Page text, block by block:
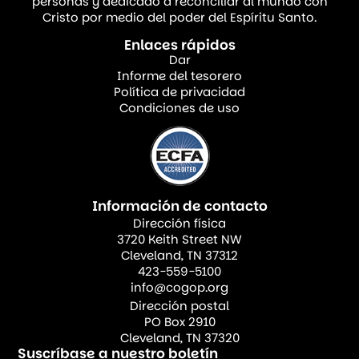
Este verano, la directora nacional de
jóvenes, Irina y su esposo, junto con un
gran equipo organizaron con éxito un
campamento de jóvenes con una
asistencia de más de setenta personas. A
pesar de las difíciles condiciones de viaje
provocadas por la guerra, incluyendo
carreteras dañadas y las constantes alertas
de bombardeos, el Señor nos guardó.
Servimos a un Dios que es siempre fiel. Los
jóvenes llegaron, durmieron en tiendas de
campañas, hicieron manualidades y
Cristo por medio del poder del Espíritu Santo.
Enlaces rápidos
Dar
Informe del tesorero
Política de privacidad
Condiciones de uso
Información de contacto
Dirección física
3720 Keith Street NW
Cleveland, TN 37312
423-559-5100
info@cogop.org
Dirección postal
PO Box 2910
Cleveland, TN 37320
Suscríbase a nuestro boletín